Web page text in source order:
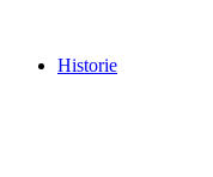
Historie